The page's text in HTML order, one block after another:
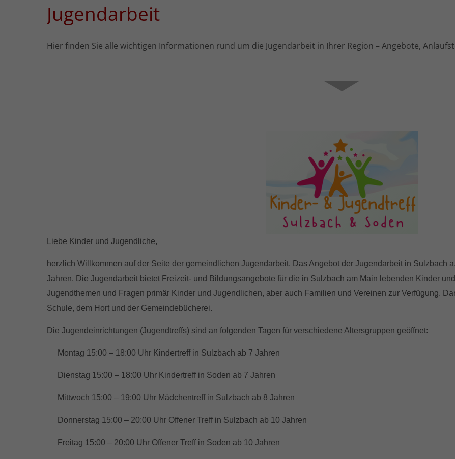
Jugendarbeit
Hier finden Sie alle wichtigen Informationen rund um die Jugendarbeit in Ihrer Region – Angebote,
Liebe Kinder und Jugendliche,
herzlich Willkommen auf der Seite der gemeindlichen Jugendarbeit. Das Angebot der Jugendarbeit in Sulzbach
Jahren. Die Jugendarbeit bietet Freizeit- und Bildungsangebote für die in Sulzbach am Main lebenden Kinder
Jugendthemen und Fragen primär Kinder und Jugendlichen, aber auch Familien und Vereinen zur Verfügung.
Schule, dem Hort und der Gemeindebücherei.
Die Jugendeinrichtungen (Jugendtreffs) sind an folgenden Tagen für verschiedene Altersgruppen geöffnet:
Montag 15:00 – 18:00 Uhr Kindertreff in Sulzbach ab 7 Jahren
Dienstag 15:00 – 18:00 Uhr Kindertreff in Soden ab 7 Jahren
Mittwoch 15:00 – 19:00 Uhr Mädchentreff in Sulzbach ab 8 Jahren
Donnerstag 15:00 – 20:00 Uhr Offener Treff in Sulzbach ab 10 Jahren
Freitag 15:00 – 20:00 Uhr Offener Treff in Soden ab 10 Jahren